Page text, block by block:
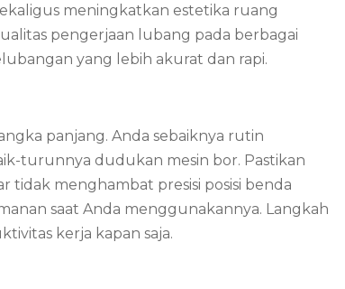
meningkatkan estetika ruang
pengerjaan lubang pada berbagai
yang lebih akurat dan rapi.
panjang. Anda sebaiknya rutin
turunnya dudukan mesin bor. Pastikan
tidak menghambat presisi posisi benda
saat Anda menggunakannya. Langkah
kerja kapan saja.